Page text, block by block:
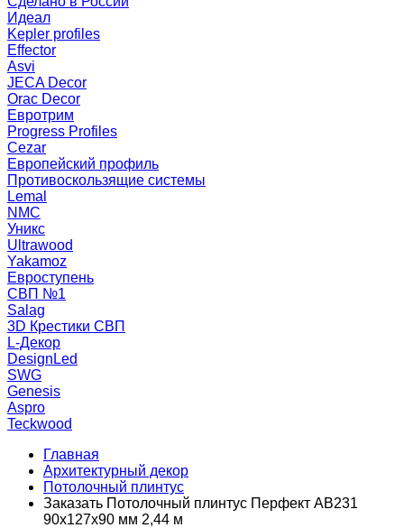
Идеал
Kepler profiles
Effector
Asvi
JECA Decor
Orac Decor
Евротрим
Progress Profiles
Cezar
Европейский профиль
Противоскользящие системы
Lemal
NMC
Уникс
Ultrawood
Yakamoz
Евроступень
СВП №1
Salag
3D Крестики СВП
L-Декор
DesignLed
SWG
Genesis
Aspro
Teckwood
Главная
Архитектурный декор
Потолочный плинтус
Заказать Потолочный плинтус Перфект AB231
90х127х90 мм 2,44 м